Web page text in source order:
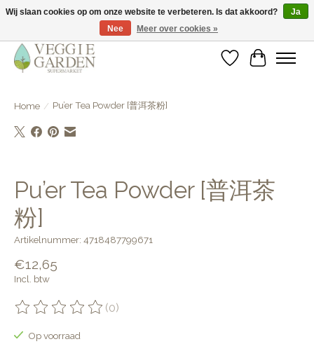
vegan & veggie products | free store pick-up
Verlanglijst
Home / Pu’er Tea Powder [普洱茶粉]
Pu’er Tea Powder [普洱茶
粉]
Artikelnummer: 4718487799671
€12,65
Incl. btw
De beoordeling van dit product is
(0)
Op voorraad
Wij slaan cookies op om onze website te verbeteren. Is dat akkoord?
Ja
Nee
Meer over cookies »